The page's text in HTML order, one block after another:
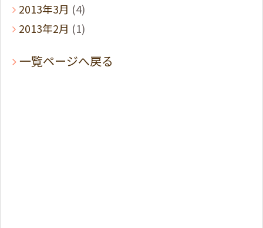
2013年3月 (4)
2013年2月 (1)
一覧ページへ戻る